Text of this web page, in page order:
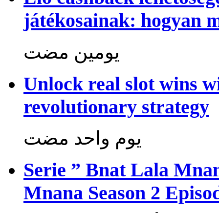
játékosainak: hogyan
‏يومين مضت
Unlock real slot wins
revolutionary strategy
‏يوم واحد مضت
Serie ” Bnat Lala
Mnana Season 2